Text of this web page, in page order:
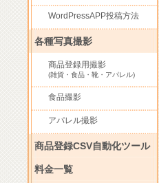
WordPressAPP投稿方法
各種写真撮影
商品登録用撮影
(雑貨・食品・靴・アパレル)
食品撮影
アパレル撮影
商品登録CSV自動化ツール
料金一覧